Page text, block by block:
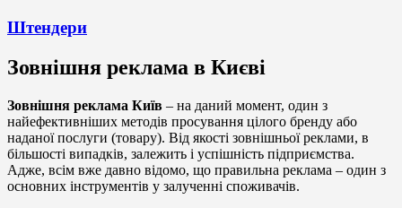
Штендери
Зовнішня реклама в Києві
Зовнішня реклама Київ – на даний момент, один з
найефективніших методів просування цілого бренду або
наданої послуги (товару). Від якості зовнішньої реклами, в
більшості випадків, залежить і успішність підприємства.
Адже, всім вже давно відомо, що правильна реклама – один з
основних інструментів у залученні споживачів.